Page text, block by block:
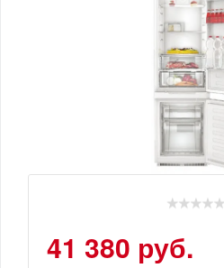
41 380 руб.